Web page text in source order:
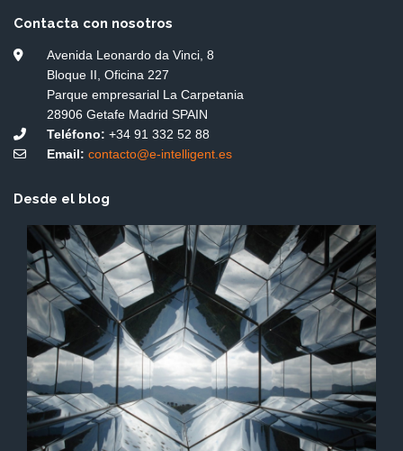
Contacta con nosotros
Avenida Leonardo da Vinci, 8
Bloque II, Oficina 227
Parque empresarial La Carpetania
28906 Getafe Madrid SPAIN
Teléfono: +34 91 332 52 88
Email: contacto@e-intelligent.es
Desde el blog